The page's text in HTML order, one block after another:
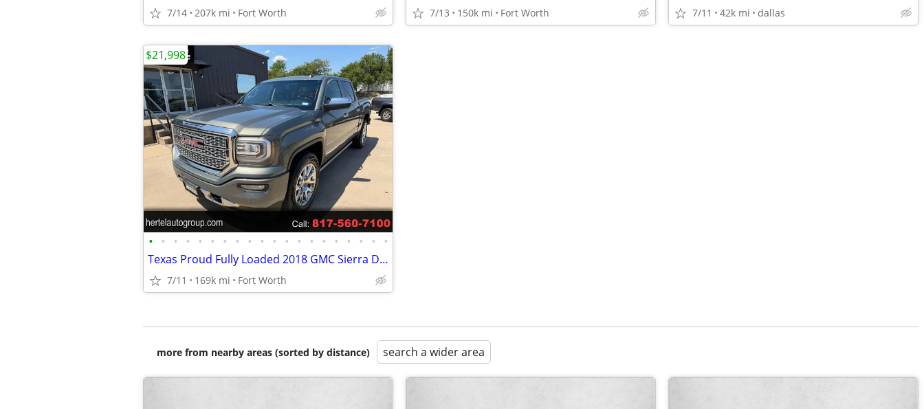
7/14 207k mi Fort Worth 7/13 150k mi Fort Worth 7/11 42k mi dallas
• • • • • • • • • • • • • • • • • • • •
Texas Proud Fully Loaded 2018 GMC Sierra Denali 5.3L V8 4x4
7/11 169k mi Fort Worth
$21,998
more from nearby areas (sorted by distance) search a wider area